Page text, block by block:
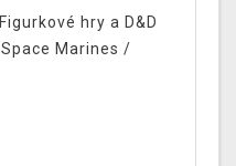
Figurkové hry a D&D
Space Marines /